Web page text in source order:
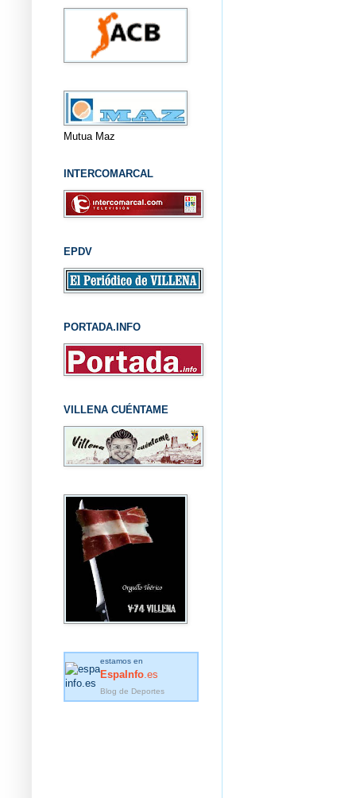
Mutua Maz
INTERCOMARCAL
EPDV
PORTADA.INFO
VILLENA CUÉNTAME
estamos en
EspaInfo .es
Blog de Deportes